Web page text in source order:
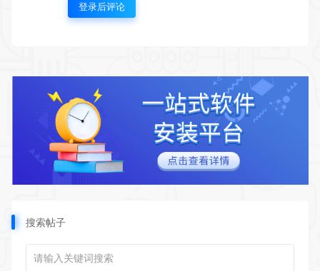
登录后评论
搜索帖子